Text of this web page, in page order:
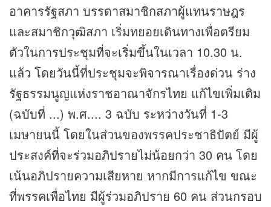
อาคารรัฐสภา บรรดาสมาชิกสภาผู้แทนราษฎร
และสมาชิกวุฒิสภา เริ่มทยอยเดินทางเพื่อตรียม
ตัวในการประชุมที่จะเริ่มขึ้นในเวลา 10.30 น.
แล้ว โดยวันนี้ที่ประชุมจะพิจารณาเรื่องด่วน ร่าง
รัฐธรรมนูญแห่งราชอาณาจักรไทย แก้ไขเพิ่มเติม
(ฉบับที่ ...) พ.ศ.... 3 ฉบับ ระหว่างวันที่ 1-3
เมษายนนี้ โดยในส่วนของพรรคประชาธิปัตย์ มีผู้
ประสงค์ที่จะร่วมอภิปรายไม่น้อยกว่า 30 คน โดย
เน้นอภิปรายความเสียหาย หากมีการแก้ไข ขณะ
ที่พรรคเพื่อไทย มีผู้ร่วมอภิปราย 60 คน ส่วนกรอบ